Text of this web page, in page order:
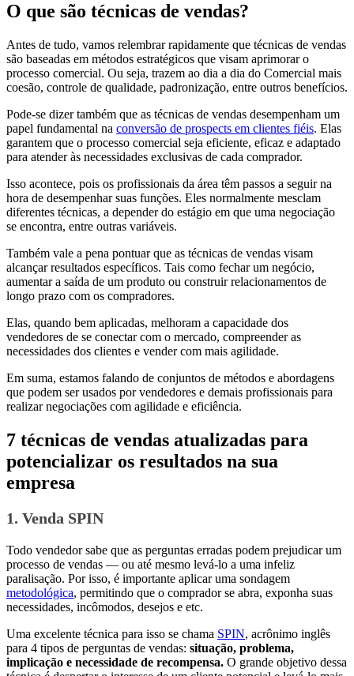
O que são técnicas de vendas?
Antes de tudo, vamos relembrar rapidamente que técnicas de vendas
são baseadas em métodos estratégicos que visam aprimorar o
processo comercial. Ou seja, trazem ao dia a dia do Comercial mais
coesão, controle de qualidade, padronização, entre outros benefícios.
Pode-se dizer também que as técnicas de vendas desempenham um
papel fundamental na conversão de prospects em clientes fiéis. Elas
garantem que o processo comercial seja eficiente, eficaz e adaptado
para atender às necessidades exclusivas de cada comprador.
Isso acontece, pois os profissionais da área têm passos a seguir na
hora de desempenhar suas funções. Eles normalmente mesclam
diferentes técnicas, a depender do estágio em que uma negociação
se encontra, entre outras variáveis.
Também vale a pena pontuar que as técnicas de vendas visam
alcançar resultados específicos. Tais como fechar um negócio,
aumentar a saída de um produto ou construir relacionamentos de
longo prazo com os compradores.
Elas, quando bem aplicadas, melhoram a capacidade dos
vendedores de se conectar com o mercado, compreender as
necessidades dos clientes e vender com mais agilidade.
Em suma, estamos falando de conjuntos de métodos e abordagens
que podem ser usados por vendedores e demais profissionais para
realizar negociações com agilidade e eficiência.
7 técnicas de vendas atualizadas para
potencializar os resultados na sua
empresa
1. Venda SPIN
Todo vendedor sabe que as perguntas erradas podem prejudicar um
processo de vendas — ou até mesmo levá-lo a uma infeliz
paralisação. Por isso, é importante aplicar uma sondagem
metodológica, permitindo que o comprador se abra, exponha suas
necessidades, incômodos, desejos e etc.
Uma excelente técnica para isso se chama SPIN, acrônimo inglês
para 4 tipos de perguntas de vendas: situação, problema,
implicação e necessidade de recompensa. O grande objetivo dessa